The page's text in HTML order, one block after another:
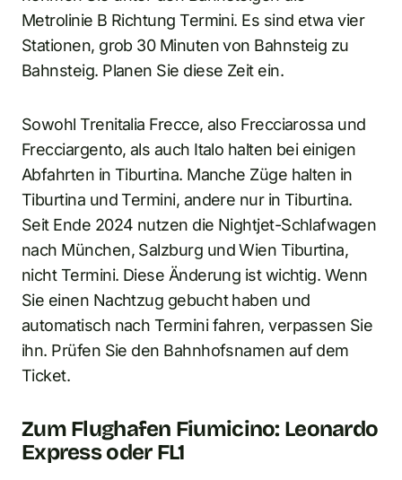
Metrolinie B Richtung Termini. Es sind etwa vier
Stationen, grob 30 Minuten von Bahnsteig zu
Bahnsteig. Planen Sie diese Zeit ein.
Sowohl Trenitalia Frecce, also Frecciarossa und
Frecciargento, als auch Italo halten bei einigen
Abfahrten in Tiburtina. Manche Züge halten in
Tiburtina und Termini, andere nur in Tiburtina.
Seit Ende 2024 nutzen die Nightjet-Schlafwagen
nach München, Salzburg und Wien Tiburtina,
nicht Termini. Diese Änderung ist wichtig. Wenn
Sie einen Nachtzug gebucht haben und
automatisch nach Termini fahren, verpassen Sie
ihn. Prüfen Sie den Bahnhofsnamen auf dem
Ticket.
Zum Flughafen Fiumicino: Leonardo
Express oder FL1